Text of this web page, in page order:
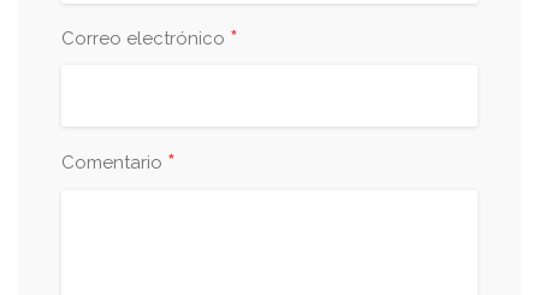
Correo electrónico *
Comentario *